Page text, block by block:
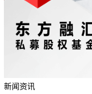
新闻资讯